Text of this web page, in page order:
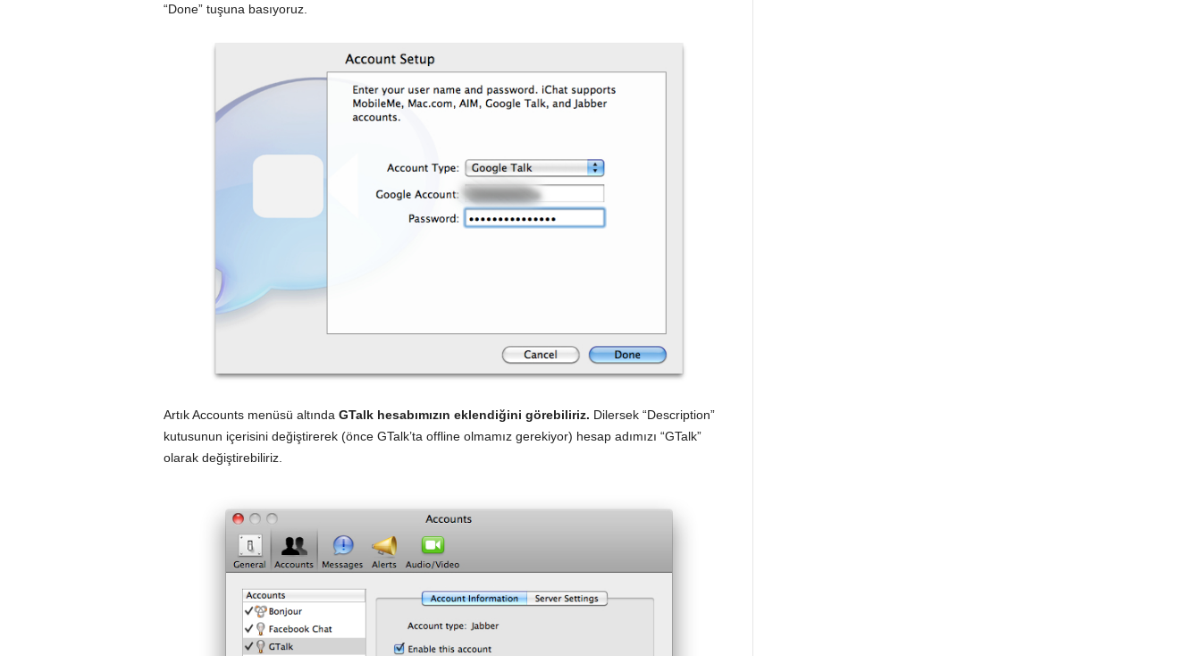
“Done” tuşuna basıyoruz.
Artık Accounts menüsü altında GTalk hesabımızın eklendiğini görebiliriz. Dilersek “Description”
kutusunun içerisini değiştirerek (önce GTalk’ta offline olmamız gerekiyor) hesap adımızı “GTalk”
olarak değiştirebiliriz.